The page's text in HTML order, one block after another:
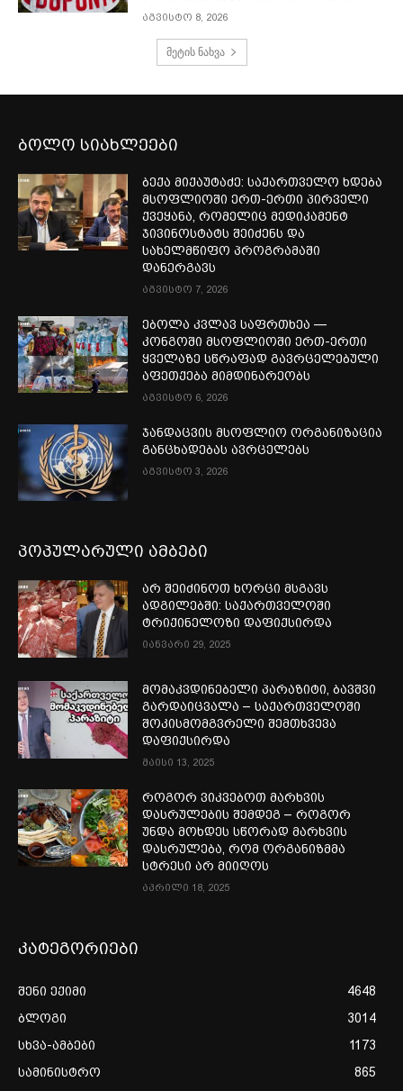
აგვისტო 8, 2026
მეტის ნახვა
ბოლო სიახლეები
ბექა მიქაუტაძე: საქართველო ხდება
მსოფლიოში ერთ-ერთი პირველი
ქვეყანა, რომელიც მედიკამენტ
ჯივინოსტატს შეიძენს და
სახელმწიფო პროგრამაში
დანერგავს
აგვისტო 7, 2026
ებოლა კვლავ საფრთხეა —
კონგოში მსოფლიოში ერთ-ერთი
ყველაზე სწრაფად გავრცელებული
აფეთქება მიმდინარეობს
აგვისტო 6, 2026
ჯანდაცვის მსოფლიო ორგანიზაცია
განცხადებას ავრცელებს
აგვისტო 3, 2026
პოპულარული ამბები
არ შეიძინოთ ხორცი მსგავს
ადგილებში: საქართველოში
ტრიქინელოზი დაფიქსირდა
იანვარი 29, 2025
მომაკვდინებელი პარაზიტი, ბავშვი
გარდაიცვალა – საქართველოში
შოკისმომგვრელი შემთხვევა
დაფიქსირდა
მაისი 13, 2025
როგორ ვიკვებოთ მარხვის
დასრულების შემდეგ – როგორ
უნდა მოხდეს სწორად მარხვის
დასრულება, რომ ორგანიზმმა
სტრესი არ მიიღოს
აპრილი 18, 2025
კატეგორიები
შენი ექიმი
4648
ბლოგი
3014
სხვა-ამბები
1173
სამინისტრო
865